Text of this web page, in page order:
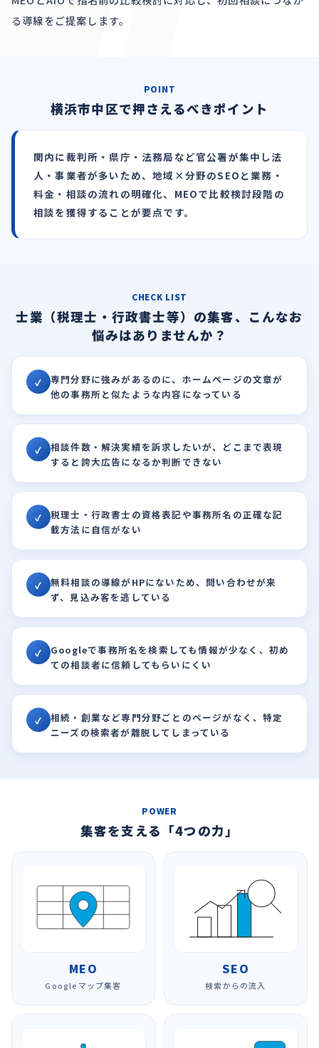
る導線をご提案します。
POINT
横浜市中区で押さえるべきポイント
関内に裁判所・県庁・法務局など官公署が集中し法
人・事業者が多いため、地域×分野のSEOと業務・
料金・相談の流れの明確化、MEOで比較検討段階の
相談を獲得することが要点です。
CHECK LIST
士業（税理士・行政書士等）の集客、こんなお
悩みはありませんか？
✓
専門分野に強みがあるのに、ホームページの文章が
他の事務所と似たような内容になっている
✓
相談件数・解決実績を訴求したいが、どこまで表現
すると誇大広告になるか判断できない
✓
税理士・行政書士の資格表記や事務所名の正確な記
載方法に自信がない
✓
無料相談の導線がHPにないため、問い合わせが来
ず、見込み客を逃している
✓
Googleで事務所名を検索しても情報が少なく、初め
ての相談者に信頼してもらいにくい
✓
相続・創業など専門分野ごとのページがなく、特定
ニーズの検索者が離脱してしまっている
POWER
集客を支える「4つの力」
MEO
Googleマップ集客
SEO
検索からの流入